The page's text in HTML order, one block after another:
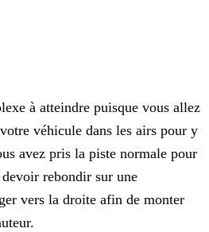
à atteindre puisque vous allez
véhicule dans les airs pour y
avez pris la piste normale pour
rebondir sur une
vers la droite afin de monter